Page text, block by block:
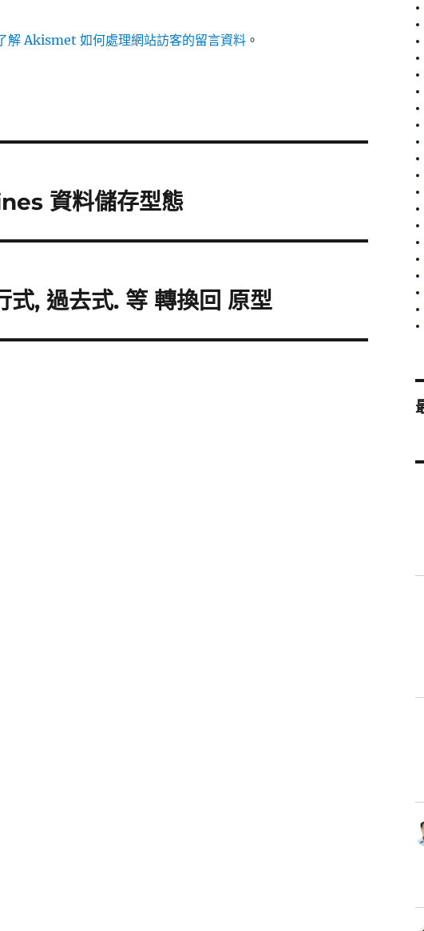
解 Akismet 如何處理網站訪客的留言資料 。
資料儲存型態
, 過去式. 等 轉換回 原型